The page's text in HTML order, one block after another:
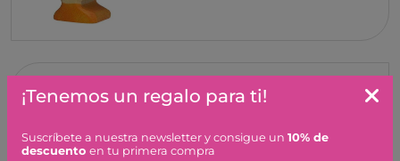
CISNE NADANDO, MADERA
GOKI
9,95 €
¡Tenemos un regalo para ti!
Suscríbete a nuestra newsletter y consigue un 10% de
descuento en tu primera compra